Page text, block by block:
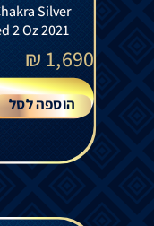
Silver
2 Oz 2021
1,690
₪
הוספה לסל